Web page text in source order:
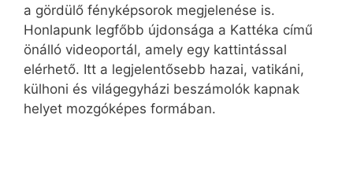
a gördülő fényképsorok megjelenése is.
Honlapunk legfőbb újdonsága a Kattéka című
önálló videoportál, amely egy kattintással
elérhető. Itt a legjelentősebb hazai, vatikáni,
külhoni és világegyházi beszámolók kapnak
helyet mozgóképes formában.